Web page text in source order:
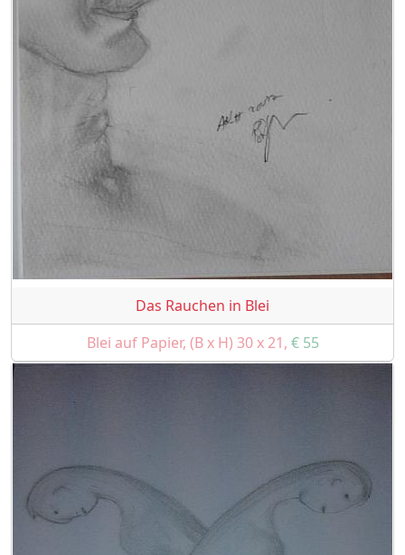
Das Rauchen in Blei
Blei auf Papier, (B x H) 30 x 21, € 55